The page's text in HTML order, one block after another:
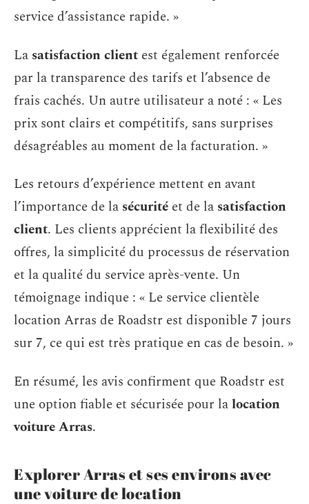
service d’assistance rapide. »
La satisfaction client est également renforcée
par la transparence des tarifs et l’absence de
frais cachés. Un autre utilisateur a noté : « Les
prix sont clairs et compétitifs, sans surprises
désagréables au moment de la facturation. »
Les retours d’expérience mettent en avant
l’importance de la sécurité et de la satisfaction
client. Les clients apprécient la flexibilité des
offres, la simplicité du processus de réservation
et la qualité du service après-vente. Un
témoignage indique : « Le service clientèle
location Arras de Roadstr est disponible 7 jours
sur 7, ce qui est très pratique en cas de besoin. »
En résumé, les avis confirment que Roadstr est
une option fiable et sécurisée pour lalocation
voiture Arras.
Explorer Arras et ses environs avec
une voiture de location